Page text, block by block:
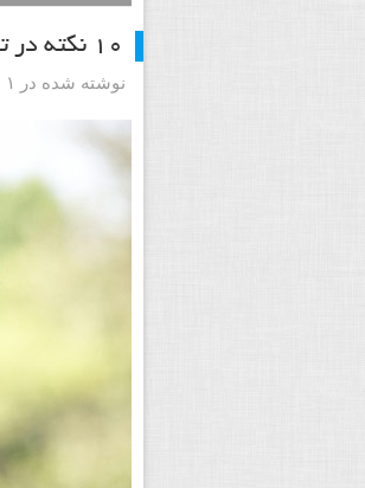
۱۰ نکته در ترکیب عکس
نوشته شده در ۱ مرداد ۱۳۹۲